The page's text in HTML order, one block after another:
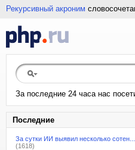
Рекурсивный акроним
За последние 24 часа нас
Последние
За сутки ИИ выявил несколько сотен...
(1618)